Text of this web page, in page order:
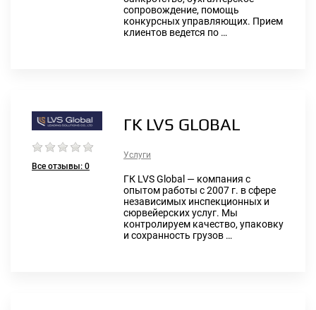
сопровождение, помощь
конкурсных управляющих. Прием
клиентов ведется по …
Все отзывы: 0
ГК LVS GLOBAL
Услуги
ГК LVS Global — компания с
опытом работы с 2007 г. в сфере
независимых инспекционных и
сюрвейерских услуг. Мы
контролируем качество, упаковку
и сохранность грузов …